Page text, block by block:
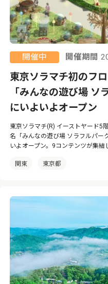
開催中 開催期間
東京ソラマチ初のフ
「みんなの遊び場 ソ
にいよいよオープン
東京ソラマチ(R) イーストヤード5
名「みんなの遊び場 ソラフルパー
いよオープン。9コンテンツが集結
関東 東京都